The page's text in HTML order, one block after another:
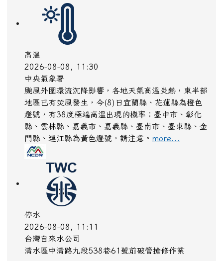
高溫
2026-08-08, 11:30
中央氣象署
颱風外圍環流沉降影響，各地天氣高溫炎熱，東半部
地區已有焚風發生，今(8)日宜蘭縣、花蓮縣為橙色
燈號，有38度極端高溫出現的機率；臺中市、彰化
縣、雲林縣、嘉義市、嘉義縣、臺南市、臺東縣、金
門縣、連江縣為黃色燈號，請注意。 more...
停水
2026-08-08, 11:11
台灣自來水公司
清水區中清路九段538巷61號前破管搶修作業